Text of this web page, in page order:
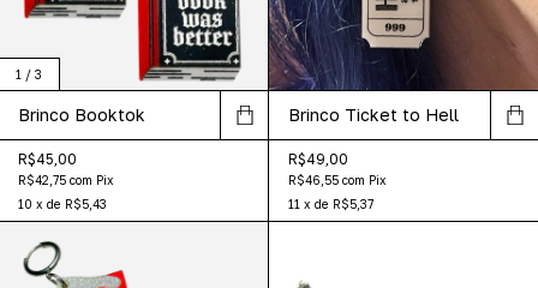
1 / 3
Brinco Booktok
R$45,00
R$42,75 com Pix
10 x de R$5,43
Brinco Ticket to Hell
R$49,00
R$46,55 com Pix
11 x de R$5,37